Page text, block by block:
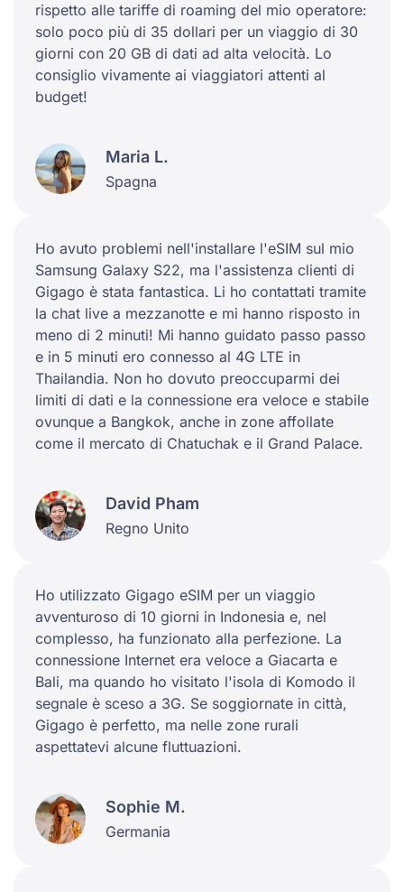
rispetto alle tariffe di roaming del mio operatore:
solo poco più di 35 dollari per un viaggio di 30
giorni con 20 GB di dati ad alta velocità. Lo
consiglio vivamente ai viaggiatori attenti al
budget!
Maria L.
Spagna
Ho avuto problemi nell'installare l'eSIM sul mio
Samsung Galaxy S22, ma l'assistenza clienti di
Gigago è stata fantastica. Li ho contattati tramite
la chat live a mezzanotte e mi hanno risposto in
meno di 2 minuti! Mi hanno guidato passo passo
e in 5 minuti ero connesso al 4G LTE in
Thailandia. Non ho dovuto preoccuparmi dei
limiti di dati e la connessione era veloce e stabile
ovunque a Bangkok, anche in zone affollate
come il mercato di Chatuchak e il Grand Palace.
David Pham
Regno Unito
Ho utilizzato Gigago eSIM per un viaggio
avventuroso di 10 giorni in Indonesia e, nel
complesso, ha funzionato alla perfezione. La
connessione Internet era veloce a Giacarta e
Bali, ma quando ho visitato l'isola di Komodo il
segnale è sceso a 3G. Se soggiornate in città,
Gigago è perfetto, ma nelle zone rurali
aspettatevi alcune fluttuazioni.
Sophie M.
Germania